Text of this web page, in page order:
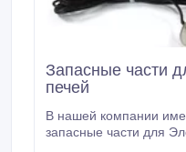
Запасные части
печей
В нашей компании
запасные части для